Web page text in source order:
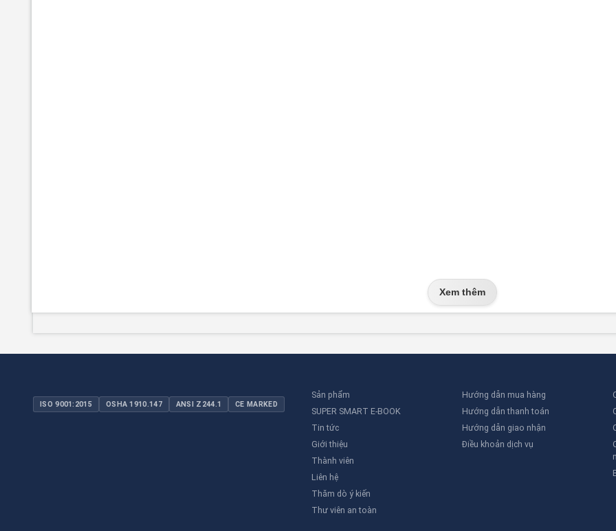
Xem thêm
ISO 9001:2015 OSHA 1910.147 ANSI Z244.1 CE MARKED
Sản phẩm
SUPER SMART E-BOOK
Tin tức
Giới thiệu
Thành viên
Liên hệ
Thăm dò ý kiến
Thư viên an toàn
Hướng dẫn mua hàng
Hướng dẫn thanh toán
Hướng dẫn giao nhận
Điều khoản dịch vụ